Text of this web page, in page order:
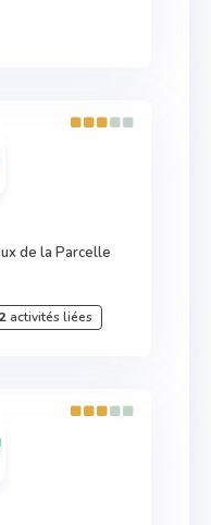
de la Parcelle
2activités liées